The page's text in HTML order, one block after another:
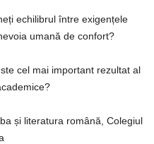
echilibrul între exigențele
umană de confort?
cel mai important rezultat al
și literatura română, Colegiul